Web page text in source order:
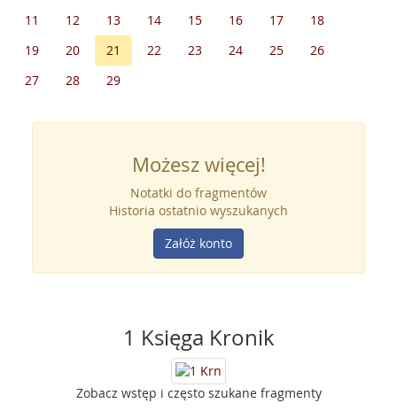
11
12 13 14 15 16 17
18
19
20 21 22 23 24 25
26
27
28 29
Możesz więcej!
Notatki do fragmentów
Historia ostatnio wyszukanych
Załóż konto
1 Księga Kronik
Zobacz wstęp i często szukane fragmenty